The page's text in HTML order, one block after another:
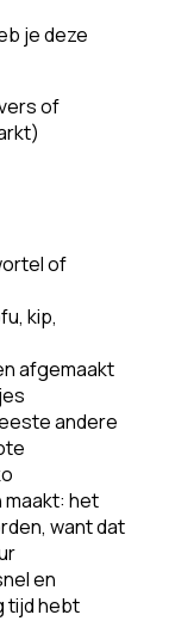
je deze
of
of
kip,
afgemaakt
andere
maakt: het
want dat
en
tijd hebt